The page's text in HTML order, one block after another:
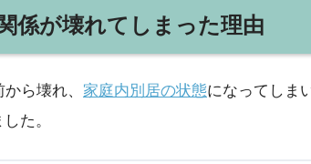
係が壊れてしまった理由
ら壊れ、 家庭内別居の状態になってしま
た。